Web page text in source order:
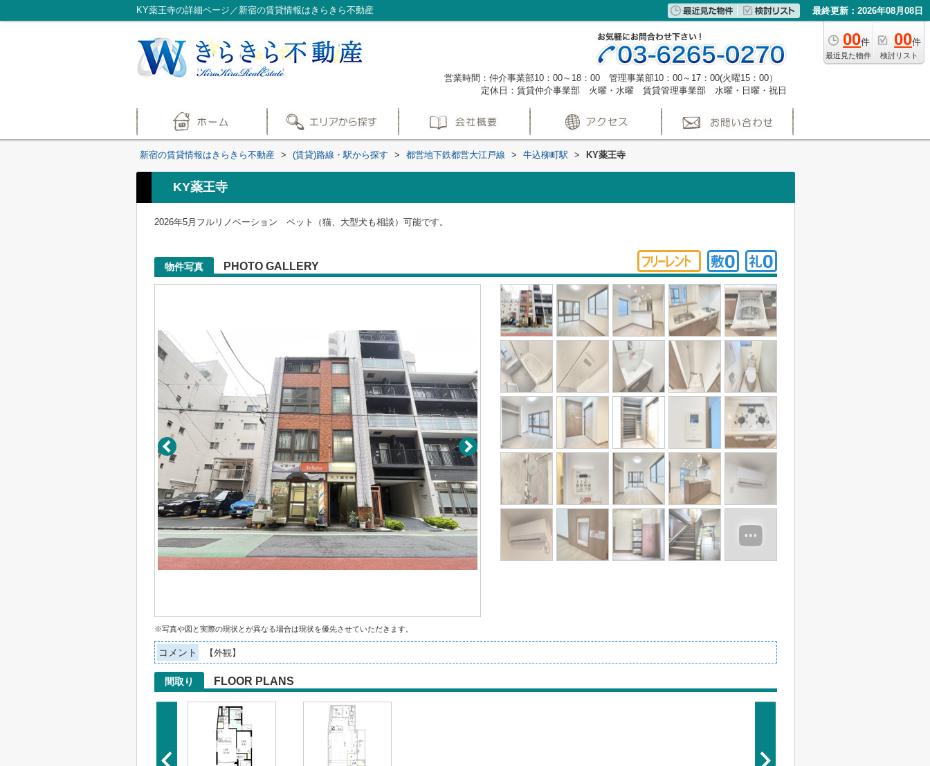
KY薬王寺の詳細ページ／新宿の賃貸情報はきらきら不動産 最終更新：2026年08月08日
00件
最近見た物件
00件
検討リスト
営業時間：仲介事業部10：00～18：00 管理事業部10：00～17：00(火曜15：00）
定休日：賃貸仲介事業部 火曜・水曜 賃貸管理事業部 水曜・日曜・祝日
新宿の賃貸情報はきらきら不動産 > (賃貸)路線・駅から探す > 都営地下鉄都営大江戸線 > 牛込柳町駅 > KY薬王寺
KY薬王寺
2026年5月フルリノベーション ペット（猫、大型犬も相談）可能です。
物件写真 PHOTO GALLERY
※写真や図と実際の現状とが異なる場合は現状を優先させていただきます。
コメント 【外観】
間取り FLOOR PLANS